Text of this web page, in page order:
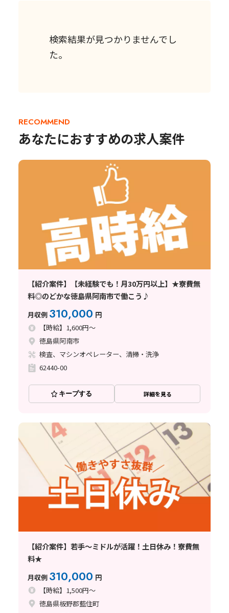
検索結果が見つかりませんでし
た。
RECOMMEND
あなたにおすすめの求人案件
【紹介案件】【未経験でも！月30万円以上】★寮費無
料◎のどかな徳島県阿南市で働こう♪
月収例 310,000 円
【時給】1,600円～
徳島県阿南市
検査、マシンオペレーター、清掃・洗浄
62440-00
キープする 詳細を見る
【紹介案件】若手～ミドルが活躍！土日休み！寮費無
料★
月収例 310,000 円
【時給】1,500円～
徳島県板野郡藍住町